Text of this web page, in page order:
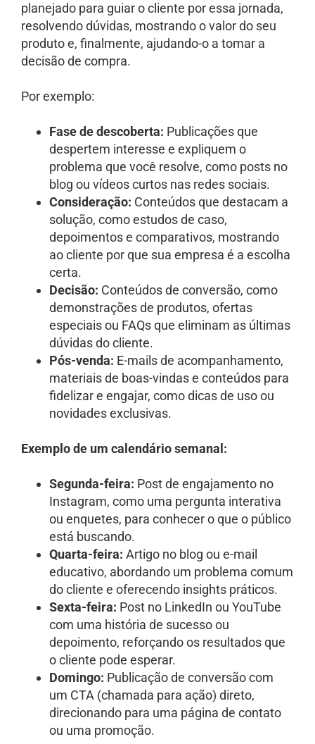
planejado para guiar o cliente por essa jornada,
resolvendo dúvidas, mostrando o valor do seu
produto e, finalmente, ajudando-o a tomar a
decisão de compra.
Por exemplo:
Fase de descoberta: Publicações que
despertem interesse e expliquem o
problema que você resolve, como posts no
blog ou vídeos curtos nas redes sociais.
Consideração: Conteúdos que destacam a
solução, como estudos de caso,
depoimentos e comparativos, mostrando
ao cliente por que sua empresa é a escolha
certa.
Decisão: Conteúdos de conversão, como
demonstrações de produtos, ofertas
especiais ou FAQs que eliminam as últimas
dúvidas do cliente.
Pós-venda: E-mails de acompanhamento,
materiais de boas-vindas e conteúdos para
fidelizar e engajar, como dicas de uso ou
novidades exclusivas.
Exemplo de um calendário semanal:
Segunda-feira: Post de engajamento no
Instagram, como uma pergunta interativa
ou enquetes, para conhecer o que o público
está buscando.
Quarta-feira: Artigo no blog ou e-mail
educativo, abordando um problema comum
do cliente e oferecendo insights práticos.
Sexta-feira: Post no LinkedIn ou YouTube
com uma história de sucesso ou
depoimento, reforçando os resultados que
o cliente pode esperar.
Domingo: Publicação de conversão com
um CTA (chamada para ação) direto,
direcionando para uma página de contato
ou uma promoção.